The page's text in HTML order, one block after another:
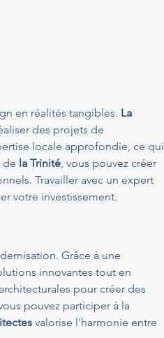
en réalités tangibles. La
des projets de
locale approfondie, ce qui
de la Trinité, vous pouvez créer
Travailler avec un expert
votre investissement.
Grâce à une
innovantes tout en
pour créer des
pouvez participer à la
valorise l'harmonie entre